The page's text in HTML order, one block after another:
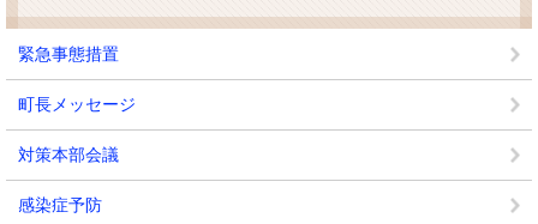
緊急事態措置
町長メッセージ
対策本部会議
感染症予防